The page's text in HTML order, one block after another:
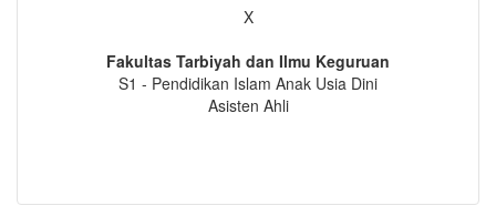
X
Fakultas Tarbiyah dan Ilmu Keguruan
S1 - Pendidikan Islam Anak Usia Dini
Asisten Ahli